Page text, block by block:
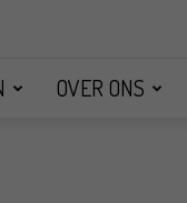
OVER ONS